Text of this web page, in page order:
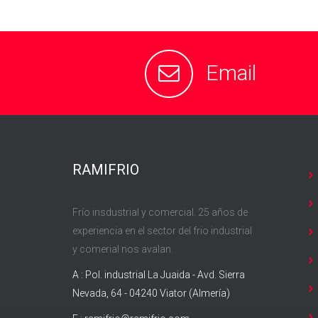
Email
RAMIFRIO
Frío insdustrial y comercial. 25 años de
experiencia en el sector del frio industrial
y comerial nos avalan.
A : Pol. industrial La Juaida - Avd. Sierra
Nevada, 64 - 04240 Viator (Almería)